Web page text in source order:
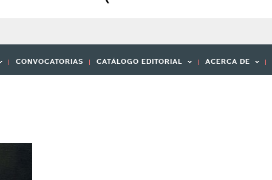
CONVOCATORIAS CATÁLOGO EDITORIAL ACERCA DE